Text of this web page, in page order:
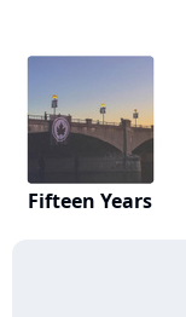
Fifteen Years